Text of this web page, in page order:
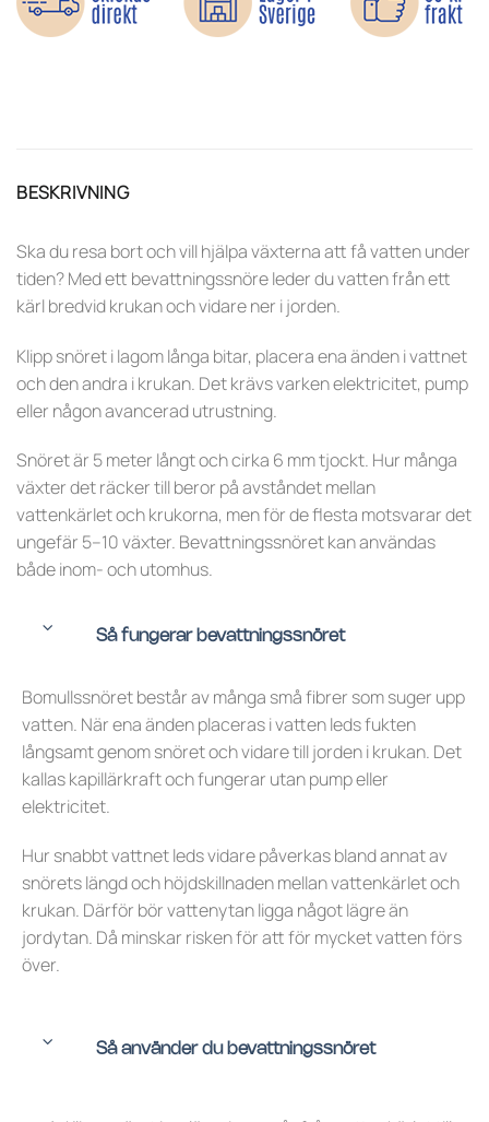
BESKRIVNING
Ska du resa bort och vill hjälpa växterna att få vatten under
tiden? Med ett bevattningssnöre leder du vatten från ett
kärl bredvid krukan och vidare ner i jorden.
Klipp snöret i lagom långa bitar, placera ena änden i vattnet
och den andra i krukan. Det krävs varken elektricitet, pump
eller någon avancerad utrustning.
Snöret är 5 meter långt och cirka 6 mm tjockt. Hur många
växter det räcker till beror på avståndet mellan
vattenkärlet och krukorna, men för de flesta motsvarar det
ungefär 5–10 växter. Bevattningssnöret kan användas
både inom- och utomhus.
Så fungerar bevattningssnöret
Bomullssnöret består av många små fibrer som suger upp
vatten. När ena änden placeras i vatten leds fukten
långsamt genom snöret och vidare till jorden i krukan. Det
kallas kapillärkraft och fungerar utan pump eller
elektricitet.
Hur snabbt vattnet leds vidare påverkas bland annat av
snörets längd och höjdskillnaden mellan vattenkärlet och
krukan. Därför bör vattenytan ligga något lägre än
jordytan. Då minskar risken för att för mycket vatten förs
över.
Så använder du bevattningssnöret